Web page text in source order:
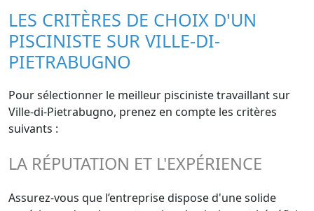
LES CRITÈRES DE CHOIX D'UN
PISCINISTE SUR VILLE-DI-
PIETRABUGNO
Pour sélectionner le meilleur pisciniste travaillant sur
Ville-di-Pietrabugno, prenez en compte les critères
suivants :
LA RÉPUTATION ET L'EXPÉRIENCE
Assurez-vous que l’entreprise dispose d'une solide